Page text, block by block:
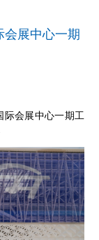
会展中心一期
际会展中心一期工